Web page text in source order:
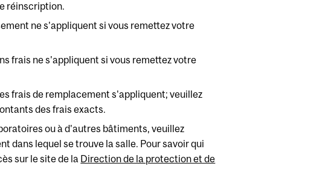
réinscription.
ne s'appliquent si vous remettez votre
frais ne s'appliquent si vous remettez votre
frais de remplacement s'appliquent; veuillez
des frais exacts.
ou à d'autres bâtiments, veuillez
dans lequel se trouve la salle. Pour savoir qui
sur le site de la Direction de la protection et de